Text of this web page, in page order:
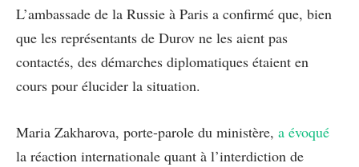
L’ambassade de la Russie à Paris a confirmé que, bien
que les représentants de Durov ne les aient pas
contactés, des démarches diplomatiques étaient en
cours pour élucider la situation.
Maria Zakharova, porte-parole du ministère, a évoqué
la réaction internationale quant à l’interdiction de